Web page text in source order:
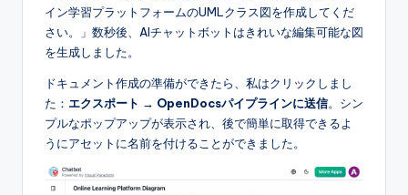
イン学習プラットフォームのUMLクラス図を作成してくだ
さい。」数秒後、AIチャットボットはきれいな編集可能な図
を生成しました。
ドキュメント作成の準備ができたら、私はクリックしまし
た： エクスポート → OpenDocsパイプラインに送信。シン
プルなポップアップが表示され、後で簡単に取得できるよ
うにアセットに名前を付けることができました。